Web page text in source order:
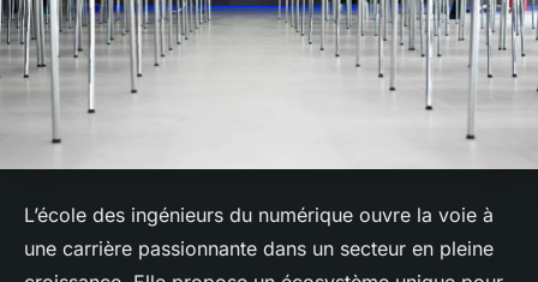
L’école des ingénieurs du numérique ouvre la voie à
une carrière passionnante dans un secteur en pleine